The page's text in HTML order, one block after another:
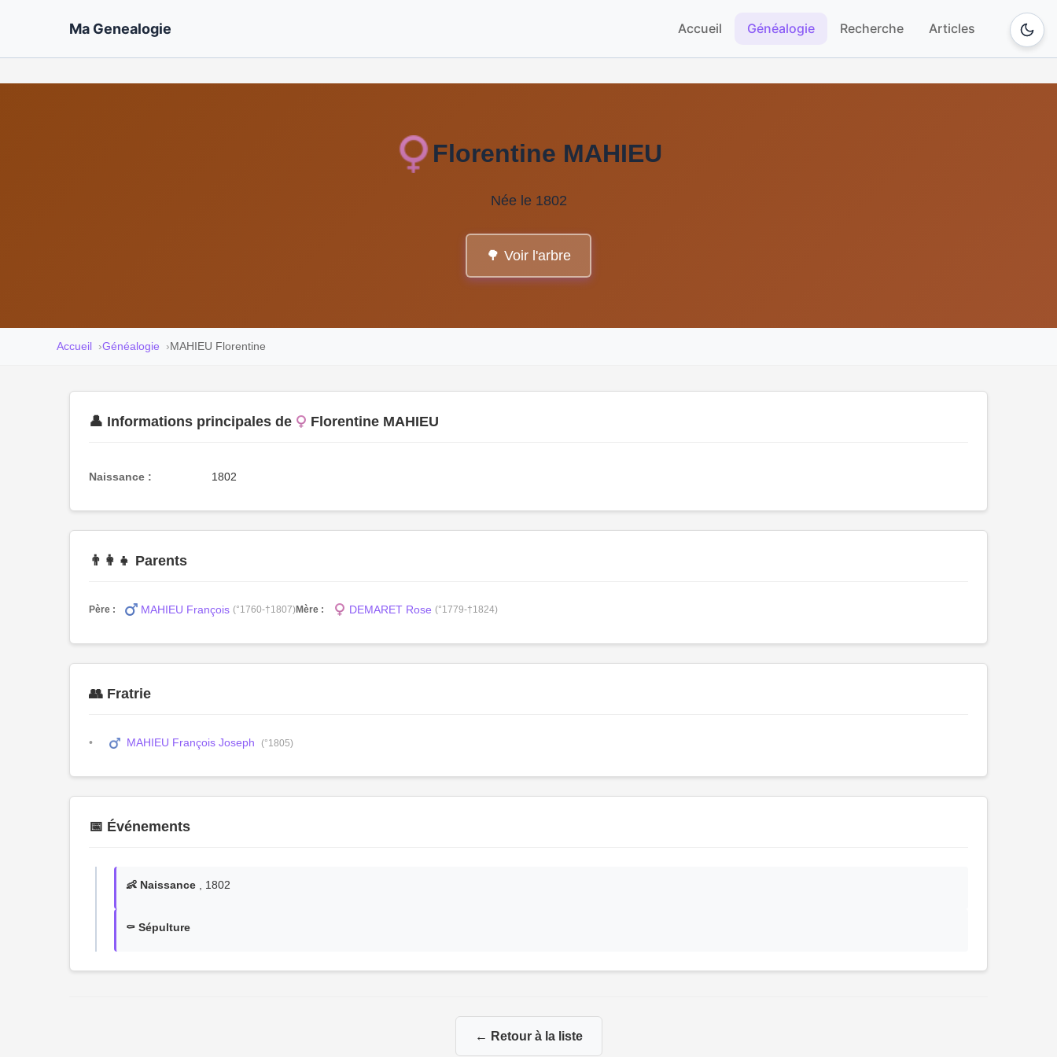
Ma Genealogie Accueil Généalogie Recherche Articles
Florentine MAHIEU
Née le 1802
🌳 Voir l'arbre
Accueil Généalogie MAHIEU Florentine
👤 Informations principales de Florentine MAHIEU
Naissance : 1802
👨‍👩‍👧 Parents
Père : MAHIEU François (°1760-†1807)Mère : DEMARET Rose (°1779-†1824)
👥 Fratrie
MAHIEU François Joseph (°1805)
📅 Événements
👶 Naissance , 1802
⚰️ Sépulture
← Retour à la liste